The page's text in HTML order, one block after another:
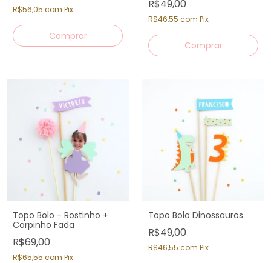
R$56,05 com Pix R$49,00
R$46,55 com Pix
Topo Bolo - Rostinho +
Corpinho Fada
R$69,00
R$65,55 com Pix
Topo Bolo Dinossauros
R$49,00
R$46,55 com Pix